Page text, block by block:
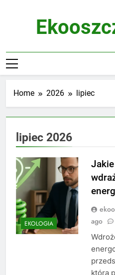
Home 2026 lipiec
lipiec 2026
EKOLOGIA
ago
która